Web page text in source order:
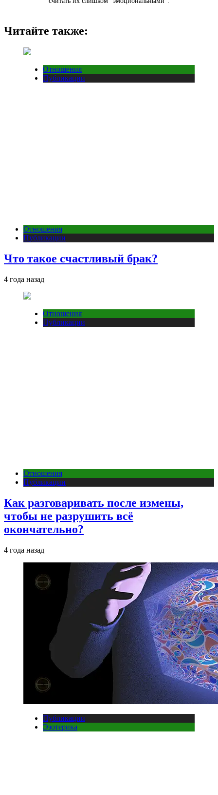
Читайте также:
Отношения
Публикации
Отношения
Публикации
Что такое счастливый брак?
4 года назад
Отношения
Публикации
Отношения
Публикации
Как разговаривать после измены,
чтобы не разрушить всё
окончательно?
4 года назад
Публикации
Эзотерика